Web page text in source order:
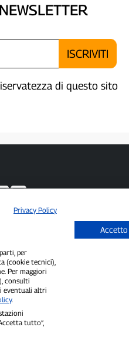
di questo sito
indipendente
1/2/2021 - Tribunale di Pavia
- P.IVA 02798890188
- Vicedirettore:
Cookie Policy
lo trovi su P300.it"
2012-2026
Privacy Policy
per
(cookie tecnici),
Per maggiori
consulti
eventuali altri
.
tutto”,